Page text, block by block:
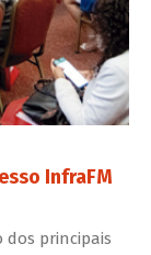
InfraFM
dos principais